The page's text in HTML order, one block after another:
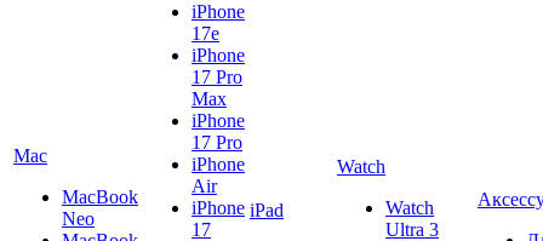
Mac
MacBook
Neo
iPhone
17e
iPhone
17 Pro
Max
iPhone
17 Pro
iPhone
Air
iPhone
17
iPad
Watch
Watch
Ultra 3